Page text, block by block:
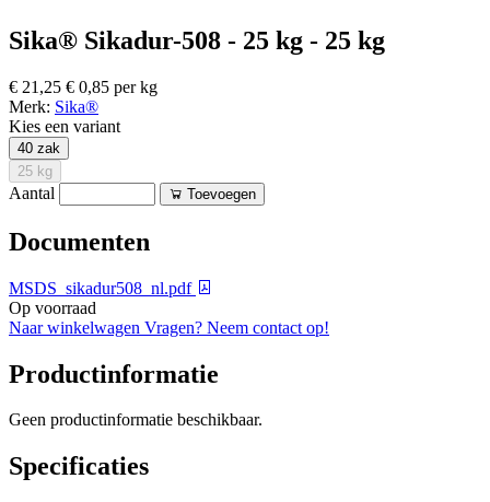
Sika® Sikadur-508 - 25 kg - 25 kg
€ 21,25 € 0,85 per kg
Merk: Sika®
Kies een variant
40 zak
25 kg
Aantal Toevoegen
Documenten
MSDS_sikadur508_nl.pdf
Op voorraad
Naar winkelwagen Vragen? Neem contact op!
Productinformatie
Geen productinformatie beschikbaar.
Specificaties